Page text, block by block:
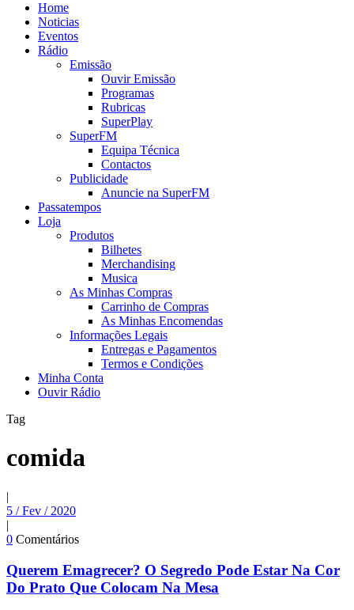
Home
Noticias
Eventos
Rádio
Emissão
Ouvir Emissão
Programas
Rubricas
SuperPlay
SuperFM
Equipa Técnica
Contactos
Publicidade
Anuncie na SuperFM
Passatempos
Loja
Produtos
Bilhetes
Merchandising
Musica
As Minhas Compras
Carrinho de Compras
As Minhas Encomendas
Informações Legais
Entregas e Pagamentos
Termos e Condições
Minha Conta
Ouvir Rádio
Tag
comida
|
5 / Fev / 2020
|
0 Comentários
Querem Emagrecer? O Segredo Pode Estar Na Cor
Do Prato Que Colocam Na Mesa